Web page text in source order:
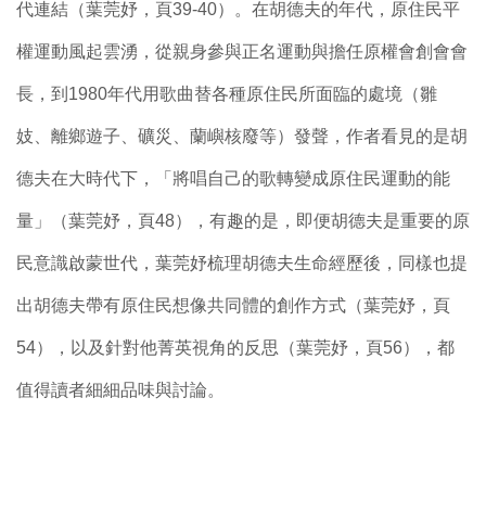
代連結（葉莞妤，頁39-40）。在胡德夫的年代，原住民平
權運動風起雲湧，從親身參與正名運動與擔任原權會創會會
長，到1980年代用歌曲替各種原住民所面臨的處境（雛
妓、離鄉遊子、礦災、蘭嶼核廢等）發聲，作者看見的是胡
德夫在大時代下，「將唱自己的歌轉變成原住民運動的能
量」（葉莞妤，頁48），有趣的是，即便胡德夫是重要的原
民意識啟蒙世代，葉莞妤梳理胡德夫生命經歷後，同樣也提
出胡德夫帶有原住民想像共同體的創作方式（葉莞妤，頁
54），以及針對他菁英視角的反思（葉莞妤，頁56），都
值得讀者細細品味與討論。